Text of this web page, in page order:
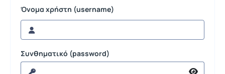
Όνομα χρήστη (username)
Συνθηματικό (password)